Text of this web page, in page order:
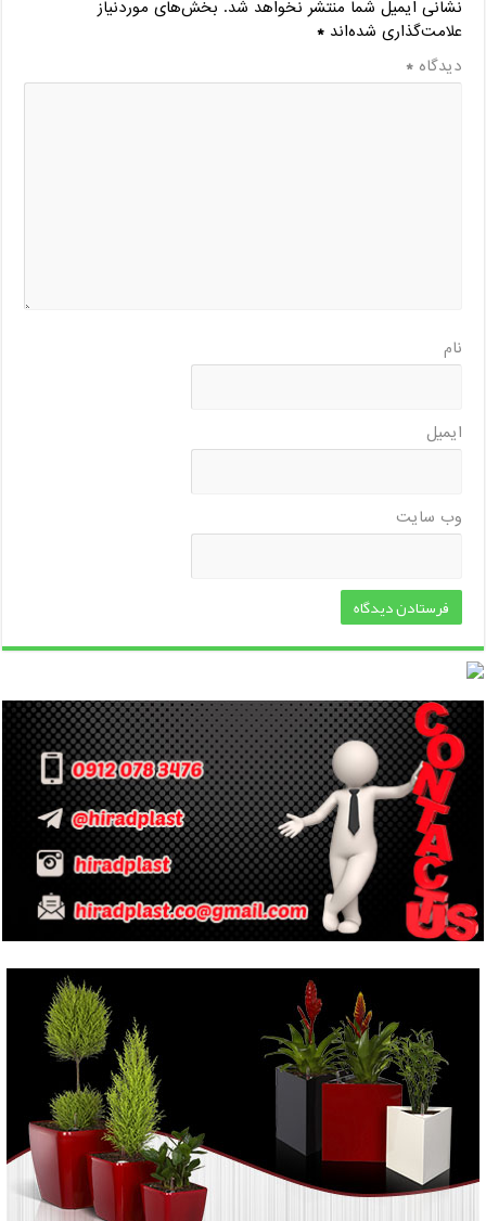
نشانی ایمیل شما منتشر نخواهد شد. بخش‌های موردنیاز
علامت‌گذاری شده‌اند*
دیدگاه*
نام
ایمیل
وب‌ سایت